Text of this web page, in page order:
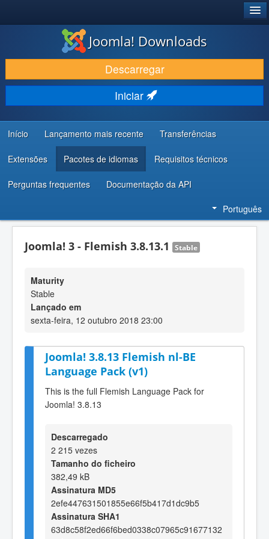
DESCARREGAR E EVOLUIR
DESCOBRIR E APRENDER
COMUNIDADE E SUPORTE
RECURSOS PARA PROGRAMADORES
Joomla! Downloads
Descarregar
Iniciar
Início Lançamento mais recente Transferências
Extensões Pacotes de idiomas Requisitos técnicos
Perguntas frequentes Documentação da API
Português
Joomla! 3 - Flemish 3.8.13.1 Stable
Maturity
Stable
Lançado em
sexta-feira, 12 outubro 2018 23:00
Joomla! 3.8.13 Flemish nl-BE
Language Pack (v1)
This is the full Flemish Language Pack for
Joomla! 3.8.13
Descarregado
2 215 vezes
Tamanho do ficheiro
382,49 kB
Assinatura MD5
2efe447631501855e66f5b417d1dc9b5
Assinatura SHA1
63d8c58f2ed66f6bed0338c07965c91677132